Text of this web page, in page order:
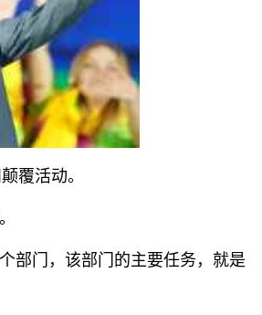
覆活动。
部门，该部门的主要任务，就是